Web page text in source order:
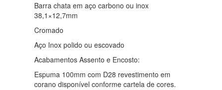
Barra chata em aço carbono ou inox
38,1×12,7mm
Cromado
Aço Inox polido ou escovado
Acabamentos Assento e Encosto:
Espuma 100mm com D28 revestimento em
corano disponível conforme cartela de cores.